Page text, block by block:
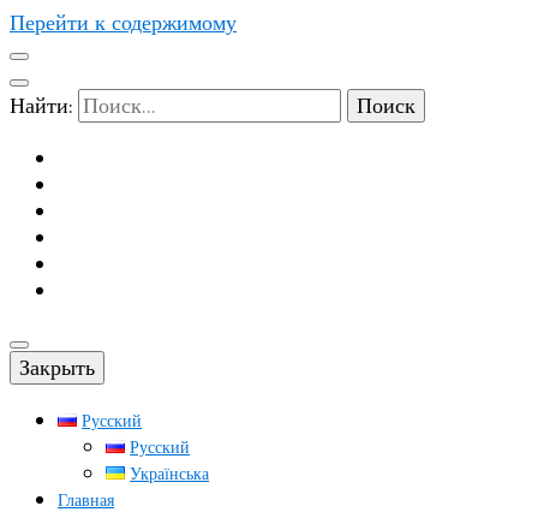
Перейти к содержимому
Найти:
Закрыть
Русский
Русский
Українська
Главная